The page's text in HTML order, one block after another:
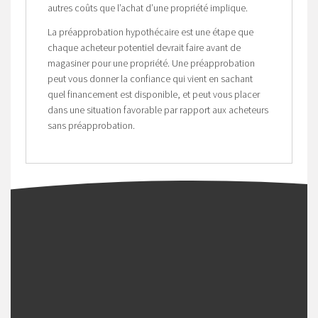
autres coûts que l’achat d’une propriété implique.
La préapprobation hypothécaire est une étape que
chaque acheteur potentiel devrait faire avant de
magasiner pour une propriété. Une préapprobation
peut vous donner la confiance qui vient en sachant
quel financement est disponible, et peut vous placer
dans une situation favorable par rapport aux acheteurs
sans préapprobation.